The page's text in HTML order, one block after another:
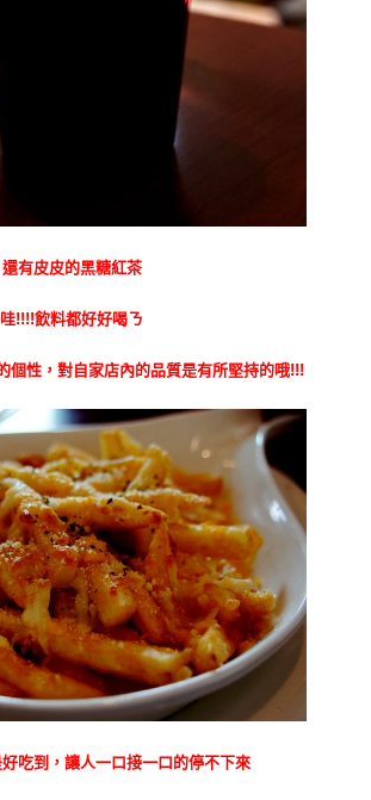
還有皮皮的黑糖紅茶
哇!!!!飲料都好好喝ㄋ
個性，對自家店內的品質是有所堅持的哦!!!
吃到，讓人一口接一口的停不下來